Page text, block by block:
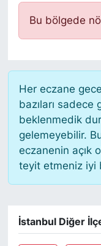
Bu bölgede
Her eczane
bazıları
beklenmedik
gelemeyebilir.
eczanenin açık
teyit etmeniz iyi
İstanbul Diğer